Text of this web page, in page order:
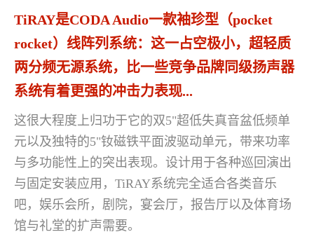
TiRAY是CODA Audio一款袖珍型（pocket
rocket）线阵列系统：这一占空极小，超轻质
两分频无源系统，比一些竞争品牌同级扬声器
系统有着更强的冲击力表现...
这很大程度上归功于它的双5"超低失真音盆低频单
元以及独特的5"钕磁铁平面波驱动单元，带来功率
与多功能性上的突出表现。设计用于各种巡回演出
与固定安装应用，TiRAY系统完全适合各类音乐
吧，娱乐会所，剧院，宴会厅，报告厅以及体育场
馆与礼堂的扩声需要。